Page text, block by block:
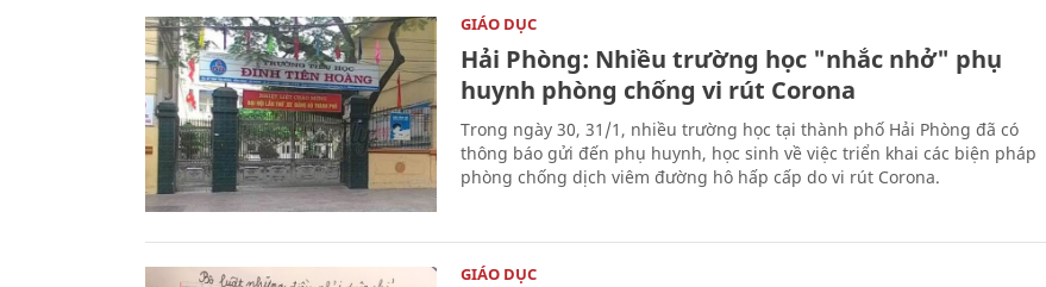
GIÁO DỤC
Hải Phòng: Nhiều trường học "nhắc nhở" phụ
huynh phòng chống vi rút Corona
Trong ngày 30, 31/1, nhiều trường học tại thành phố Hải Phòng đã có
thông báo gửi đến phụ huynh, học sinh về việc triển khai các biện pháp
phòng chống dịch viêm đường hô hấp cấp do vi rút Corona.
GIÁO DỤC